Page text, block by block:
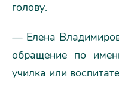
голову.
— Елена
обращение по
училка или